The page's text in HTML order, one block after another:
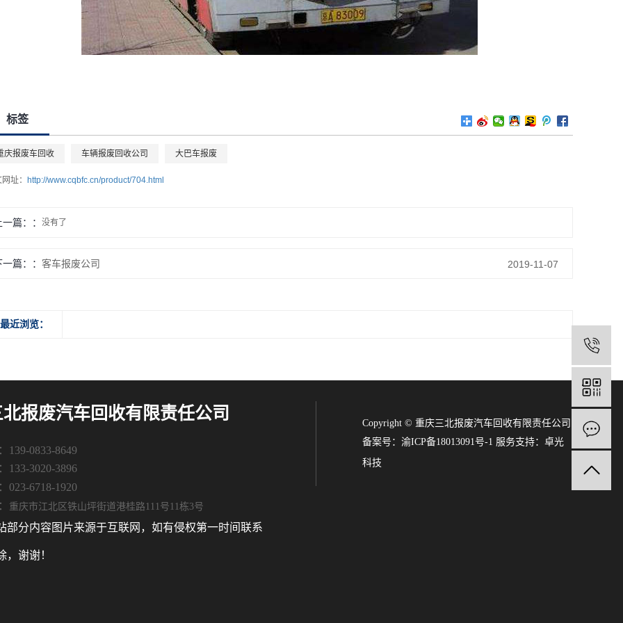
标签
庆报废车回收 车辆报废回收公司 大巴车报废
址： http://www.cqbfc.cn/product/704.html
篇： 没有了
篇： 客车报废公司 2019-11-07
最近浏览：
报废汽车回收有限责任公司
139-0833-8649
133-3020-3896
023-6718-1920
重庆市江北区铁山坪街道港桂路111号11栋3号
部分内容图片来源于互联网，如有侵权第一时间联系
，谢谢！
Copyright © 重庆三北报废汽车回收有限责任公司
备案号： 渝ICP备18013091号-1 服务支持： 卓光
科技